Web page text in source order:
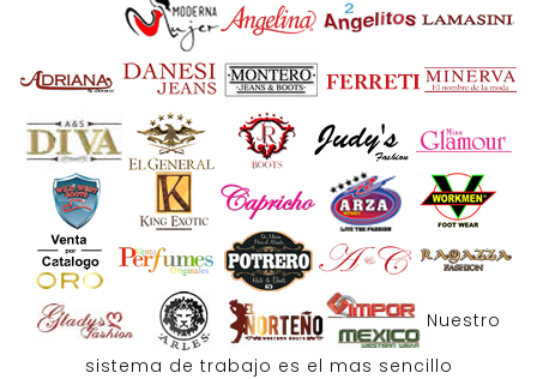
Nuestro
sistema de trabajo es el mas sencillo